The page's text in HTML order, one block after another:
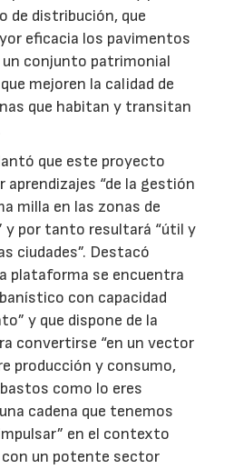
de distribución, que
eficacia los pavimentos
conjunto patrimonial
mejoren la calidad de
que habitan y transitan
que este proyecto
aprendizajes “de la gestión
milla en las zonas de
y por tanto resultará “útil y
ciudades”. Destacó
plataforma se encuentra
con capacidad
y que dispone de la
convertirse “en un vector
producción y consumo,
como lo eres
cadena que tenemos
en el contexto
con un potente sector